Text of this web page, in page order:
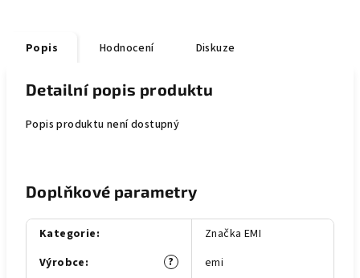
Popis Hodnocení Diskuze
Detailní popis produktu
Popis produktu není dostupný
Doplňkové parametry
Kategorie:
Značka EMI
?
Výrobce:
emi